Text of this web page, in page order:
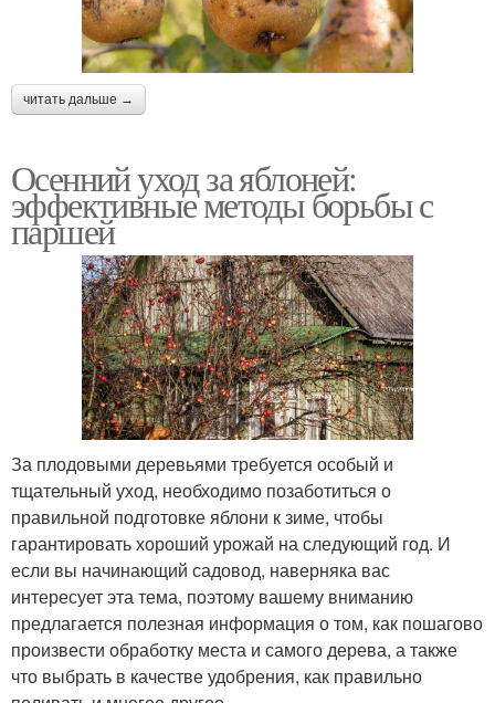
читать дальше →
Осенний уход за яблоней:
эффективные методы борьбы с
паршей
За плодовыми деревьями требуется особый и
тщательный уход, необходимо позаботиться о
правильной подготовке яблони к зиме, чтобы
гарантировать хороший урожай на следующий год. И
если вы начинающий садовод, наверняка вас
интересует эта тема, поэтому вашему вниманию
предлагается полезная информация о том, как пошагово
произвести обработку места и самого дерева, а также
что выбрать в качестве удобрения, как правильно